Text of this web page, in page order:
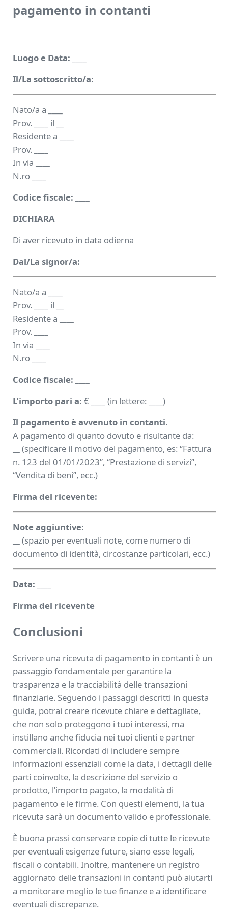
pagamento in contanti
Luogo e Data:
Il/La sottoscritto/a:
Nato/a a
Prov.
il
Residente a
Prov.
In via
N.ro
Codice fiscale:
DICHIARA
Di aver ricevuto in data odierna
Dal/La signor/a:
Nato/a a
Prov.
il
Residente a
Prov.
In via
N.ro
Codice fiscale:
L’importo pari a: € (in lettere:
)
Il pagamento è avvenuto in contanti.
A pagamento di quanto dovuto e risultante da:
(specificare il motivo del pagamento, es: “Fattura
n. 123 del 01/01/2023”, “Prestazione di servizi”,
“Vendita di beni”, ecc.)
Firma del ricevente:
Note aggiuntive:
(spazio per eventuali note, come numero di
documento di identità, circostanze particolari, ecc.)
Data:
Firma del ricevente
Conclusioni
Scrivere una ricevuta di pagamento in contanti è un
passaggio fondamentale per garantire la
trasparenza e la tracciabilità delle transazioni
finanziarie. Seguendo i passaggi descritti in questa
guida, potrai creare ricevute chiare e dettagliate,
che non solo proteggono i tuoi interessi, ma
instillano anche fiducia nei tuoi clienti e partner
commerciali. Ricordati di includere sempre
informazioni essenziali come la data, i dettagli delle
parti coinvolte, la descrizione del servizio o
prodotto, l’importo pagato, la modalità di
pagamento e le firme. Con questi elementi, la tua
ricevuta sarà un documento valido e professionale.
È buona prassi conservare copie di tutte le ricevute
per eventuali esigenze future, siano esse legali,
fiscali o contabili. Inoltre, mantenere un registro
aggiornato delle transazioni in contanti può aiutarti
a monitorare meglio le tue finanze e a identificare
eventuali discrepanze.